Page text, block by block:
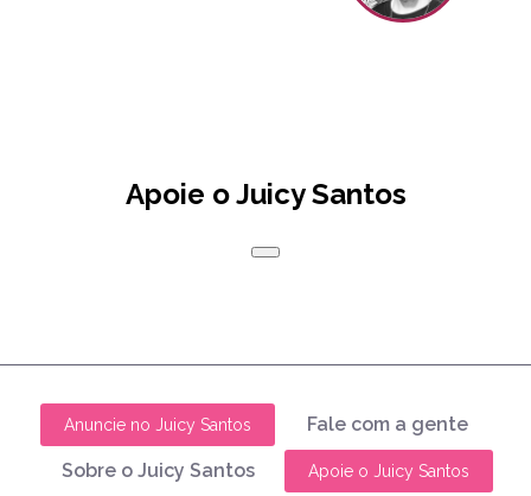
Apoie o Juicy Santos
Anuncie no Juicy Santos Fale com a gente
Sobre o Juicy Santos Apoie o Juicy Santos